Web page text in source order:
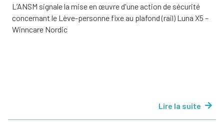
L’ANSM signale la mise en œuvre d'une action de sécurité
concernant le Lève-personne fixe au plafond (rail) Luna X5 –
Winncare Nordic
Lire la suite